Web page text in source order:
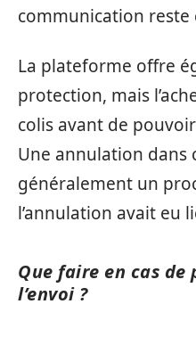
communication reste
La plateforme offre
protection, mais
colis avant de
Une annulation dans
généralement un
l’annulation avait eu
Que faire en cas de
l’envoi ?